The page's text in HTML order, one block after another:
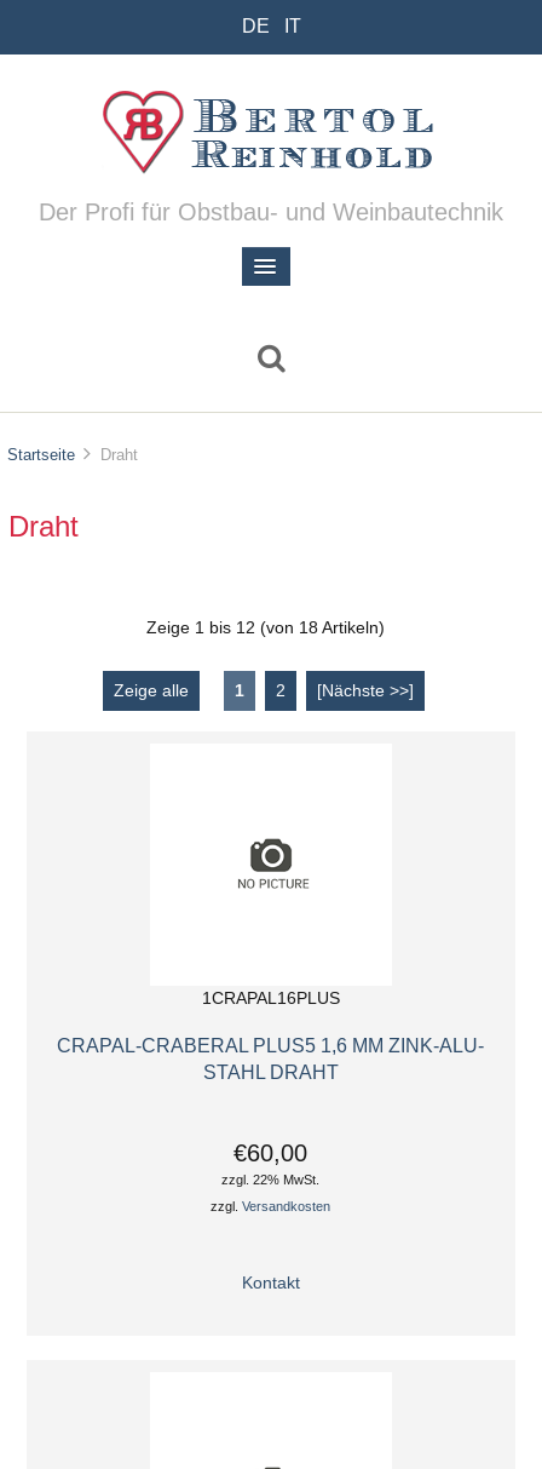
DE IT
Der Profi für Obstbau- und Weinbautechnik
Startseite Draht
Draht
Zeige 1 bis 12 (von 18 Artikeln)
Zeige alle 1 2 [Nächste >>]
1CRAPAL16PLUS
CRAPAL-CRABERAL PLUS5 1,6 MM ZINK-ALU-
STAHL DRAHT
€60,00
zzgl. 22% MwSt.
zzgl.Versandkosten
Kontakt